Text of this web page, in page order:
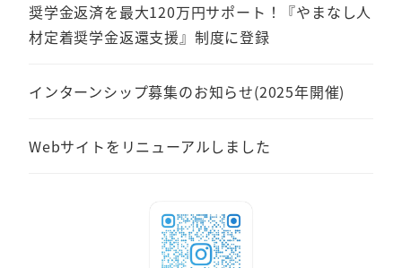
奨学金返済を最大120万円サポート！『やまなし人
材定着奨学金返還支援』制度に登録
インターンシップ募集のお知らせ(2025年開催)
Webサイトをリニューアルしました